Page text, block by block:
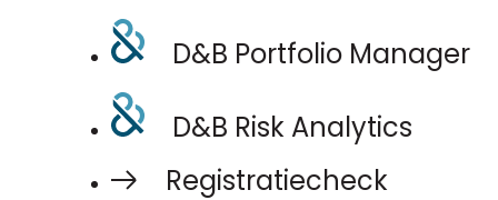
D&B Portfolio Manager
D&B Risk Analytics
Registratiecheck